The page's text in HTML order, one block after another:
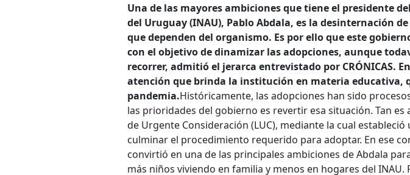
Una de las mayores ambiciones que tiene el presidente
del Uruguay (INAU), Pablo Abdala, es la desinternación
que dependen del organismo. Es por ello que este
con el objetivo de dinamizar las adopciones, aunque
recorrer, admitió el jerarca entrevistado por CRÓNICAS.
atención que brinda la institución en materia educativa,
pandemia.Históricamente, las adopciones han sido
las prioridades del gobierno es revertir esa situación. Tan
de Urgente Consideración (LUC), mediante la cual
culminar el procedimiento requerido para adoptar. En ese
convirtió en una de las principales ambiciones de Abdala
más niños viviendo en familia y menos en hogares del